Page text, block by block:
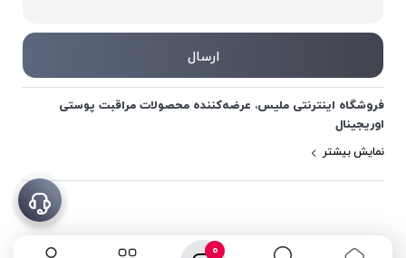
0
فروشگاه اینترنتی ملیس، عرضه‌کننده محصولات مراقبت پوستی
اوریجینال
نمایش بیشتر